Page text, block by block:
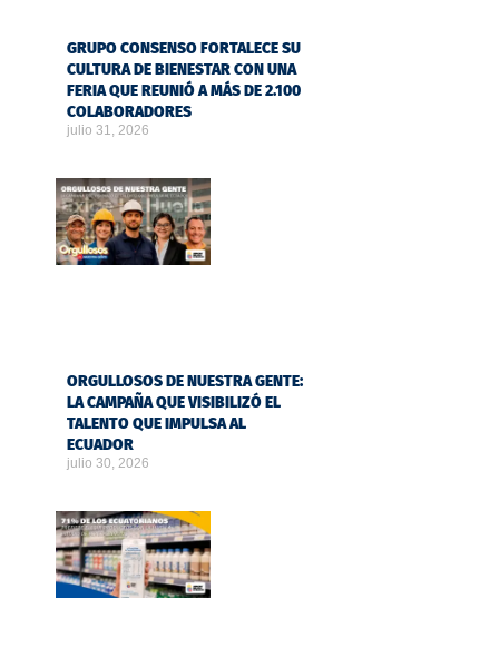
GRUPO CONSENSO FORTALECE SU
CULTURA DE BIENESTAR CON UNA
FERIA QUE REUNIÓ A MÁS DE 2.100
COLABORADORES
julio 31, 2026
ORGULLOSOS DE NUESTRA GENTE:
LA CAMPAÑA QUE VISIBILIZÓ EL
TALENTO QUE IMPULSA AL
ECUADOR
julio 30, 2026